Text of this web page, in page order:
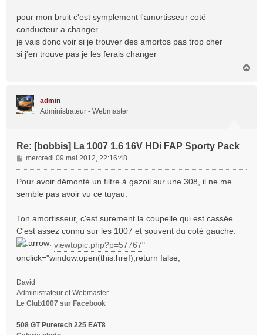
pour mon bruit c'est symplement l'amortisseur coté
conducteur a changer
je vais donc voir si je trouver des amortos pas trop cher
si j'en trouve pas je les ferais changer
admin
Administrateur - Webmaster
Re: [bobbis] La 1007 1.6 16V HDi FAP Sporty Pack
M
e
s
e
mercredi 09 mai 2012, 22:16:48
Pour avoir démonté un filtre à gazoil sur une 308, il ne me
semble pas avoir vu ce tuyau.
Ton amortisseur, c'est surement la coupelle qui est cassée.
C'est assez connu sur les 1007 et souvent du coté gauche.
viewtopic.php?p=57767"
onclick="window.open(this.href);return false;
David
Administrateur et Webmaster
Le Club1007 sur Facebook
508 GT Puretech 225 EAT8